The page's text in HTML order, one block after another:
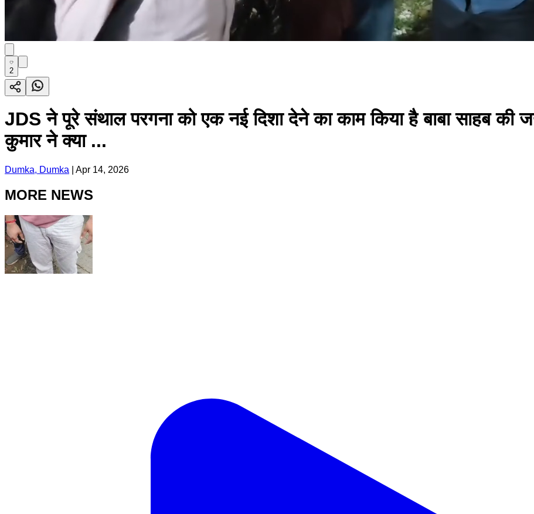
2
JDS ने पूरे संथाल परगना को एक नई दिशा देने का काम किया है बाबा साहब की
कुमार ने क्या ...
Dumka, Dumka Apr 14, 2026
MORE NEWS